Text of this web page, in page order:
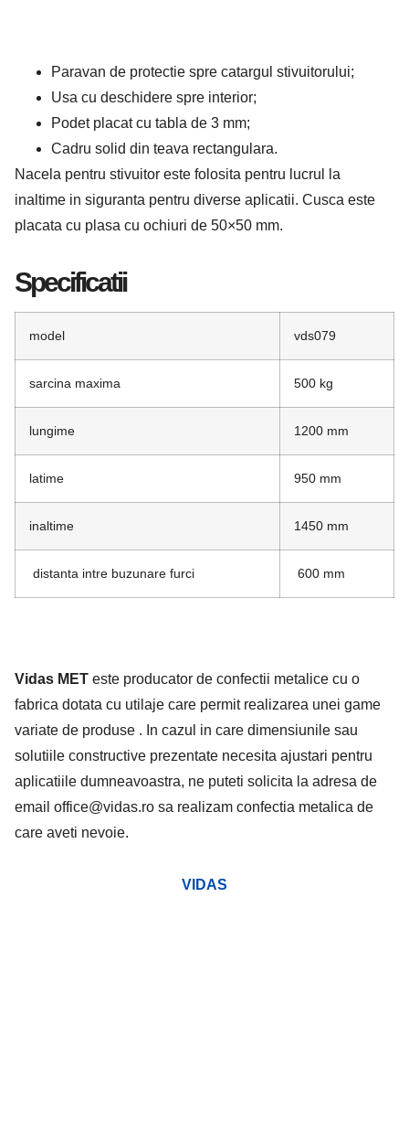
Paravan de protectie spre catargul stivuitorului;
Usa cu deschidere spre interior;
Podet placat cu tabla de 3 mm;
Cadru solid din teava rectangulara.
Nacela pentru stivuitor este folosita pentru lucrul la
inaltime in siguranta pentru diverse aplicatii. Cusca este
placata cu plasa cu ochiuri de 50×50 mm.
Specificatii
model vds079
sarcina maxima 500 kg
lungime 1200 mm
latime 950 mm
inaltime 1450 mm
distanta intre buzunare furci 600 mm
Vidas MET este producator de confectii metalice cu o
fabrica dotata cu utilaje care permit realizarea unei game
variate de produse . In cazul in care dimensiunile sau
solutiile constructive prezentate necesita ajustari pentru
aplicatiile dumneavoastra, ne puteti solicita la adresa de
email office@vidas.ro sa realizam confectia metalica de
care aveti nevoie.
VIDAS